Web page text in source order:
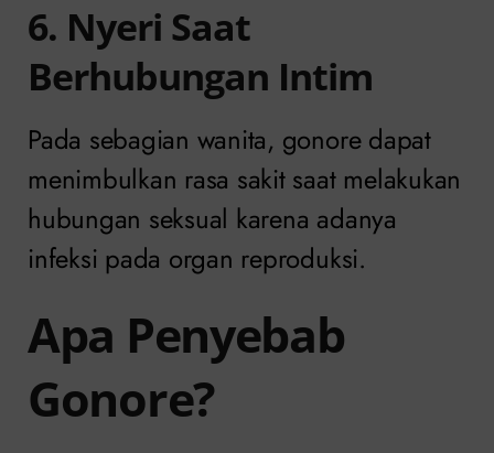
6. Nyeri Saat
Berhubungan Intim
Pada sebagian wanita, gonore dapat
menimbulkan rasa sakit saat melakukan
hubungan seksual karena adanya
infeksi pada organ reproduksi.
Apa Penyebab
Gonore?